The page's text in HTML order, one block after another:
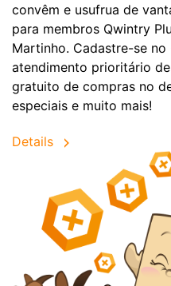
convêm e usufrua de
para membros Qwintry
Martinho. Cadastre-se no
atendimento prioritário
gratuito de compras no
especiais e muito mais!
Details